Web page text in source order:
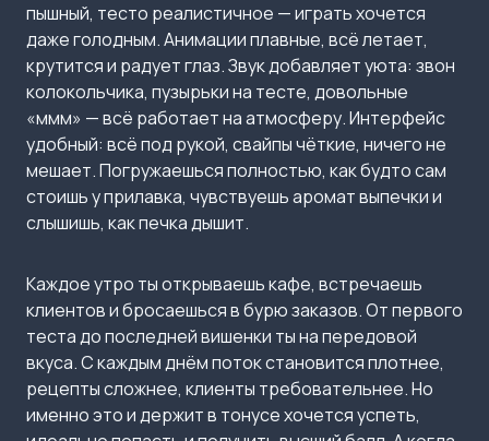
пышный, тесто реалистичное — играть хочется
даже голодным. Анимации плавные, всё летает,
крутится и радует глаз. Звук добавляет уюта: звон
колокольчика, пузырьки на тесте, довольные
«ммм» — всё работает на атмосферу. Интерфейс
удобный: всё под рукой, свайпы чёткие, ничего не
мешает. Погружаешься полностью, как будто сам
стоишь у прилавка, чувствуешь аромат выпечки и
слышишь, как печка дышит.
Каждое утро ты открываешь кафе, встречаешь
клиентов и бросаешься в бурю заказов. От первого
теста до последней вишенки ты на передовой
вкуса. С каждым днём поток становится плотнее,
рецепты сложнее, клиенты требовательнее. Но
именно это и держит в тонусе хочется успеть,